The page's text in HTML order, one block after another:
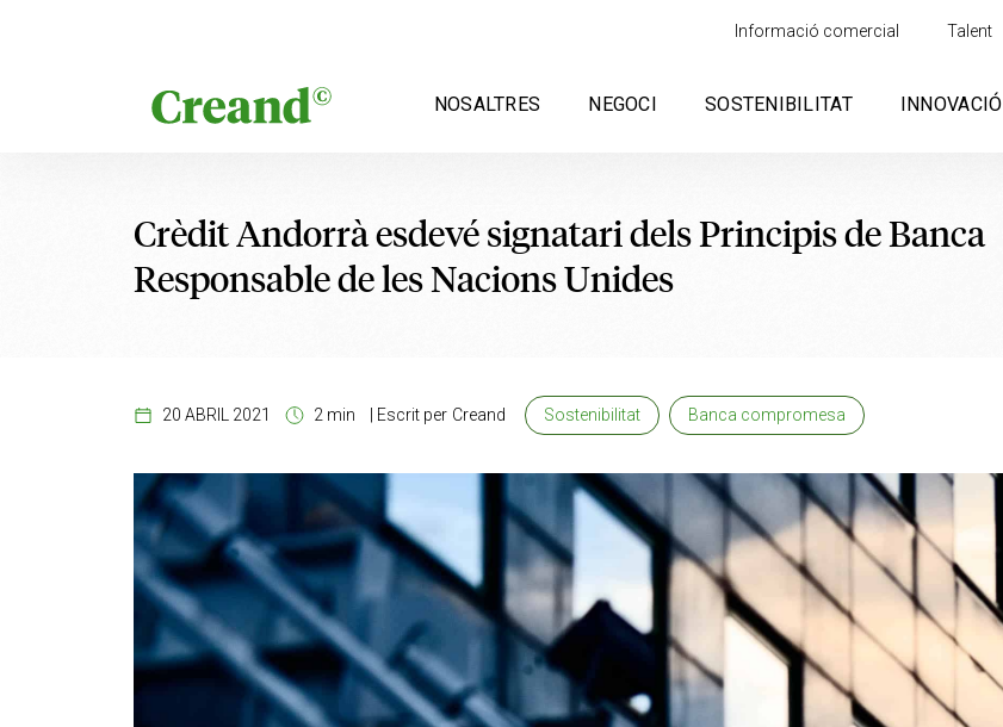
Informació comercial Talent
NOSALTRES NEGOCI SOSTENIBILITAT INNOVACIÓ
Crèdit Andorrà esdevé signatari dels Principis de Banca
Responsable de les Nacions Unides
20 ABRIL 2021 2 min Escrit per Creand Sostenibilitat Banca compromesa